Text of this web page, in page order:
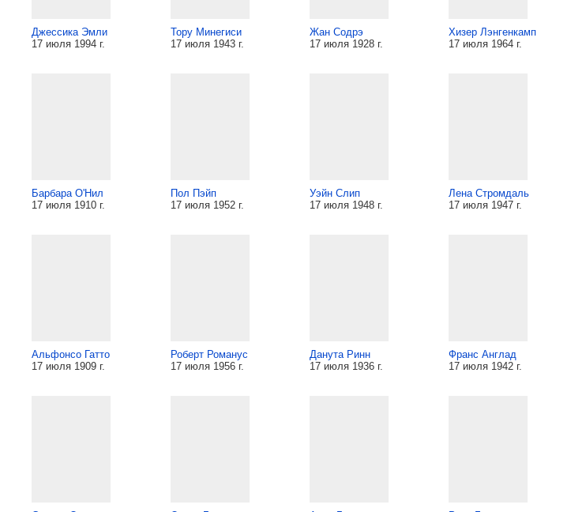
Джессика Эмли
17 июля 1994 г.
Тору Минегиси
17 июля 1943 г.
Жан Содрэ
17 июля 1928 г.
Хизер Лэнгенкамп
17 июля 1964 г.
Барбара О'Нил
17 июля 1910 г.
Пол Пэйп
17 июля 1952 г.
Уэйн Слип
17 июля 1948 г.
Лена Стромдаль
17 июля 1947 г.
Альфонсо Гатто
17 июля 1909 г.
Роберт Романус
17 июля 1956 г.
Данута Ринн
17 июля 1936 г.
Франс Англад
17 июля 1942 г.